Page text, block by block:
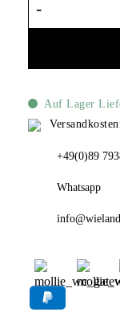
Auf Lager
+49(0)89
Whatsapp